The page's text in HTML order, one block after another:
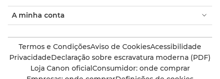
A minha conta
Termos e CondiçõesAviso de CookiesAcessibilidade
PrivacidadeDeclaração sobre escravatura moderna (PDF)
Loja Canon oficialConsumidor: onde comprar